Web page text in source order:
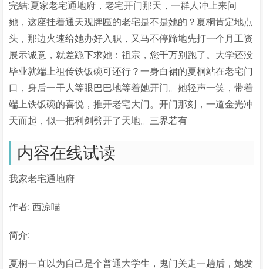
完結:夏家老宅通地府，老宅开门那天，一群人冲上来问
她，这座挂着通天观牌匾的老宅是不是她的？夏桐肯定地点
头，那边火速给她办好入职，又马不停蹄地先打一个月工资
展示诚意，就差跪下求她：祖宗，您千万别跑了。大学还没
毕业就端上祖传铁饭碗可还行？一身白裙的夏桐站在老宅门
口，身后一干人等眼巴巴地等着她开门。她轻声一笑，带着
端上铁饭碗的喜悦，推开老宅大门。开门那刻，一道金光冲
天而起，似一把利剑劈开了天地。三界若有
内容在线试读
我家老宅通地府
作者: 西凉喵
简介:
夏桐一直以为自己是个普通大学生，鬼门关走一趟后，她发